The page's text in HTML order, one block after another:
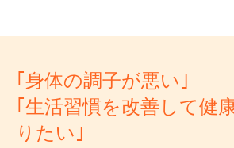
｢身体の調子が悪い｣
｢生活習慣を改善して健
りたい｣